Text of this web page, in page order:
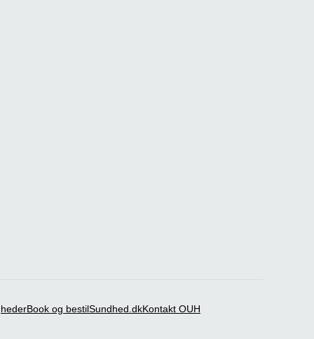
Book og bestilSundhed.dkKontakt OUH